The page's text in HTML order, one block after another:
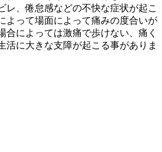
レ、倦怠感などの不快な症状が起こ
よって場面によって痛みの度合いが
合によっては激痛で歩けない、痛く
活に大きな支障が起こる事がありま